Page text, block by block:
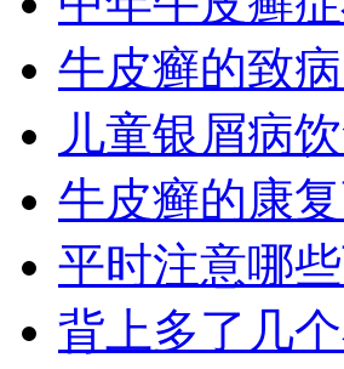
牛皮癣的致
儿童银屑病
牛皮癣的康
平时注意哪
背上多了几